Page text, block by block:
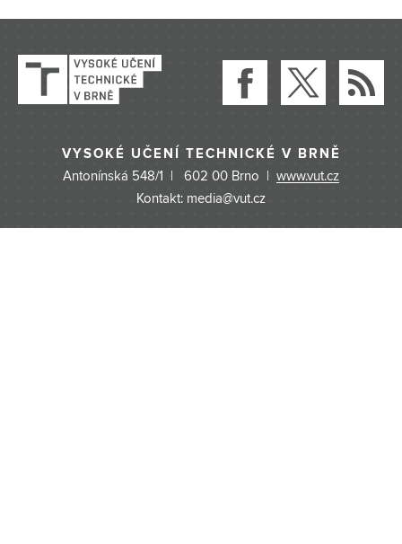
VYSOKÉ UČENÍ TECHNICKÉ V BRNĚ
Antonínská 548/1 | 602 00 Brno | www.vut.cz
Kontakt: media@vut.cz